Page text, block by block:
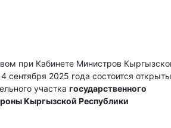
при Кабинете Министров
сентября 2025 года состоится
участка государственного
Кыргызской Республики